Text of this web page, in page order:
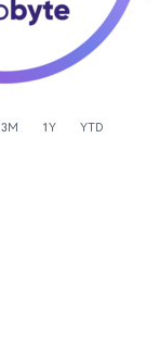
3M 1Y YTD